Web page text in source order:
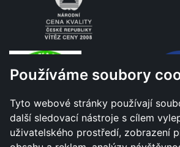
Používáme soubory
Tyto webové stránky používají
další sledovací nástroje s cílem
uživatelského prostředí, zobrazení